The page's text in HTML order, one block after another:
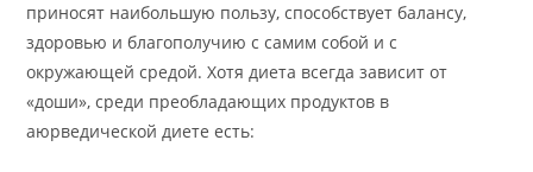
приносят наибольшую пользу, способствует балансу,
здоровью и благополучию с самим собой и с
окружающей средой. Хотя диета всегда зависит от
«доши», среди преобладающих продуктов в
аюрведической диете есть: